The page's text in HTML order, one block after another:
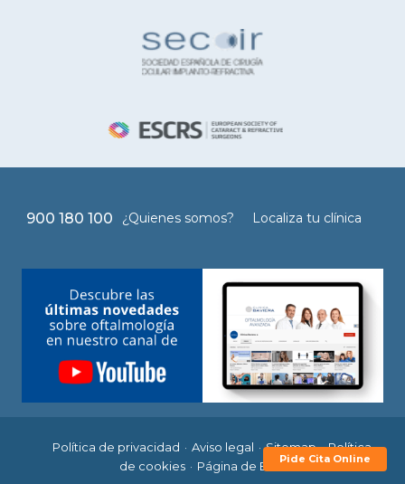
Pide Cita Online
900 180 100 ¿Quienes somos? Localiza tu clínica
Política de privacidad Aviso legal Sitemap
Política
de cookies
Página de Baviera